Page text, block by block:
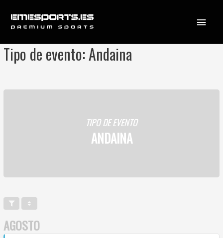
contenido
Menú
Tipo de evento: Andaina
TIPO DE EVENTO
ANDAINA
AGOSTO